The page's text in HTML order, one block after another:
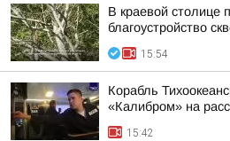
В краевой столице
благоустройство
15:54
Корабль
«Калибром» на
15:42